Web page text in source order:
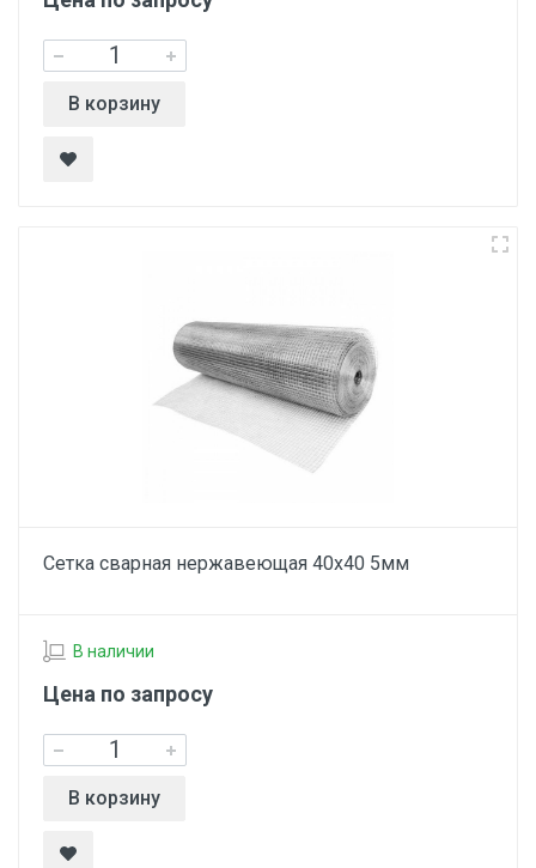
В корзину
Сетка сварная нержавеющая 40х40 5мм
В наличии
Цена по запросу
В корзину